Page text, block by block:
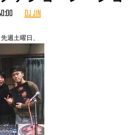
観客が知っているという前提で
イズになるかどうかの
的なわりに、新鮮味もカタルシスもない。
の機能から言っても、
という点から言っても、
ら、
後退してしまっているという……
、心底失望させられました。
激な暴力描写」があると、
いちゃうからだって？
た姿勢なんだったら、
DJ JIN
週土曜日、